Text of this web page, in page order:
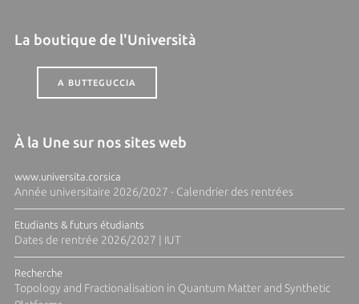
La boutique de l'Università
A BUTTEGUCCIA
À la Une sur nos sites web
www.universita.corsica
Année universitaire 2026/2027 - Calendrier des rentrées
Etudiants & futurs étudiants
Dates de rentrée 2026/2027 | IUT
Recherche
Topology and Fractionalisation in Quantum Matter and Synthetic